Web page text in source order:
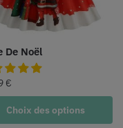
De Noël
€
Choix des options